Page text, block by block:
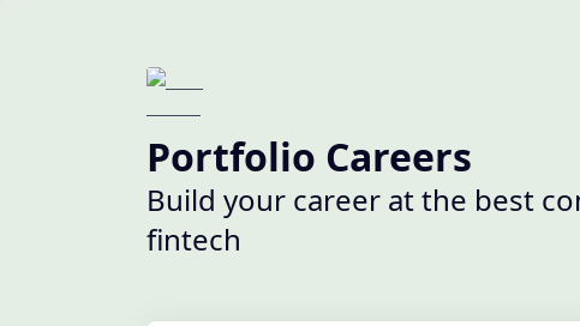
Portfolio Careers
Build your career at the best
fintech